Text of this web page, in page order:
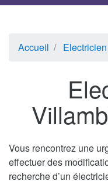
Accueil
Vous rencontrez une
effectuer des
recherche d’un